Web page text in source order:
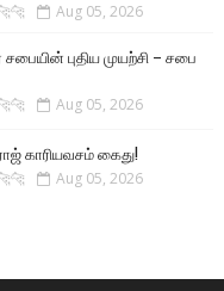
Aug 05, 2026
புதிய முயற்சி – சபை
Aug 05, 2026
காரியவசம் கைது!
Aug 05, 2026